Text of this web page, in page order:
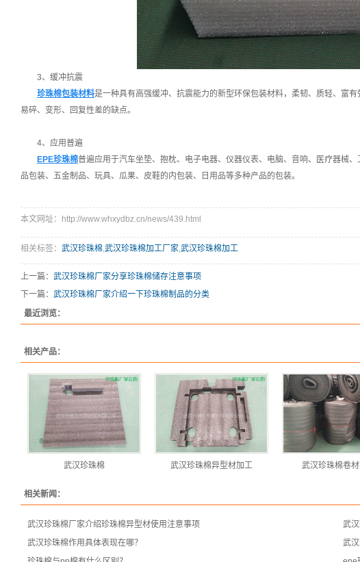
3、缓冲抗震
珍珠棉包装材料是一种具有高强缓冲、抗震能力的新型环保包装材料，柔韧、质轻、富
易碎、变形、回复性差的缺点。
4、应用普遍
EPE珍珠棉普遍应用于汽车坐垫、抱枕、电子电器、仪器仪表、电脑、音响、医疗器械
品包装、五金制品、玩具、瓜果、皮鞋的内包装、日用品等多种产品的包装。
本文网址：http://www.whxydbz.cn/news/439.html
相关标签： 武汉珍珠棉,武汉珍珠棉加工厂家,武汉珍珠棉加工
上一篇： 武汉珍珠棉厂家分享珍珠棉储存注意事项
下一篇： 武汉珍珠棉厂家介绍一下珍珠棉制品的分类
最近浏览：
相关产品：
武汉珍珠棉 武汉珍珠棉异型材加工 武汉珍珠棉卷
相关新闻：
武汉珍珠棉厂家介绍珍珠棉异型材使用注意事项
武
武汉珍珠棉作用具体表现在哪？
武